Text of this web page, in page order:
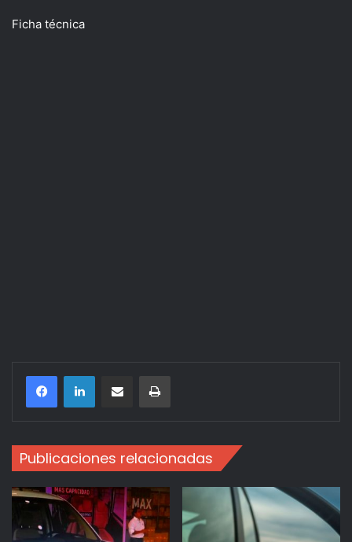
Ficha técnica
Compartir por correo electrónicoImprimir
Publicaciones relacionadas